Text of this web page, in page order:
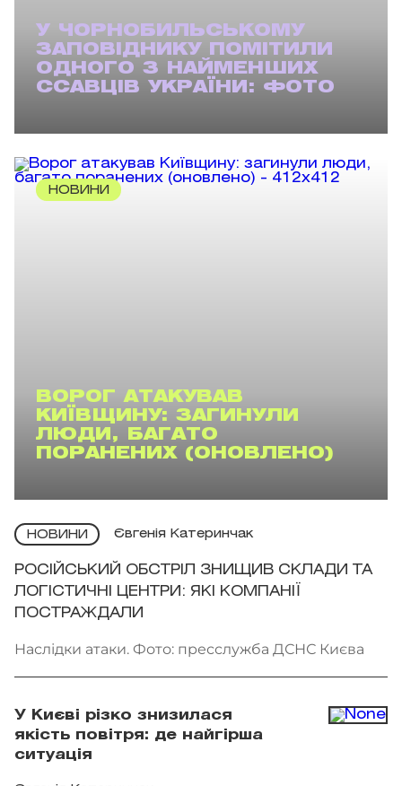
У ЧОРНОБИЛЬСЬКОМУ
ЗАПОВІДНИКУ ПОМІТИЛИ
ОДНОГО З НАЙМЕНШИХ
ССАВЦІВ УКРАЇНИ: ФОТО
НОВИНИ
ВОРОГ АТАКУВАВ
КИЇВЩИНУ: ЗАГИНУЛИ
ЛЮДИ, БАГАТО
ПОРАНЕНИХ (ОНОВЛЕНО)
НОВИНИ Євгенія Катеринчак
РОСІЙСЬКИЙ ОБСТРІЛ ЗНИЩИВ СКЛАДИ ТА
ЛОГІСТИЧНІ ЦЕНТРИ: ЯКІ КОМПАНІЇ
ПОСТРАЖДАЛИ
Наслідки атаки. Фото: пресслужба ДСНС Києва
У Києві різко знизилася
якість повітря: де найгірша
ситуація